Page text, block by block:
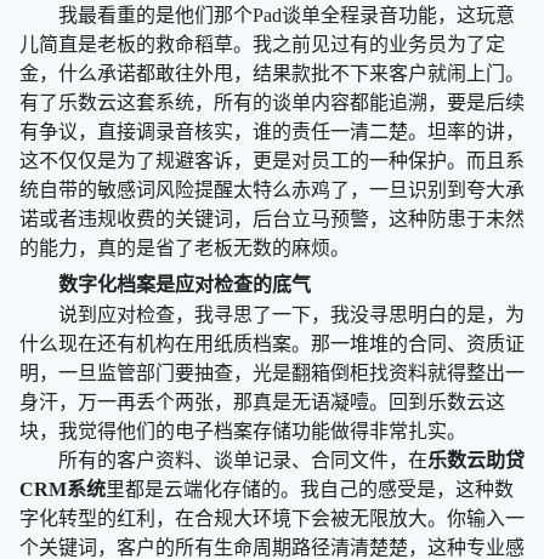
我最看重的是他们那个Pad谈单全程录音功能，这玩意
儿简直是老板的救命稻草。我之前见过有的业务员为了定
金，什么承诺都敢往外甩，结果款批不下来客户就闹上门。
有了乐数云这套系统，所有的谈单内容都能追溯，要是后续
有争议，直接调录音核实，谁的责任一清二楚。坦率的讲，
这不仅仅是为了规避客诉，更是对员工的一种保护。而且系
统自带的敏感词风险提醒太特么赤鸡了，一旦识别到夸大承
诺或者违规收费的关键词，后台立马预警，这种防患于未然
的能力，真的是省了老板无数的麻烦。
数字化档案是应对检查的底气
说到应对检查，我寻思了一下，我没寻思明白的是，为
什么现在还有机构在用纸质档案。那一堆堆的合同、资质证
明，一旦监管部门要抽查，光是翻箱倒柜找资料就得整出一
身汗，万一再丢个两张，那真是无语凝噎。回到乐数云这
块，我觉得他们的电子档案存储功能做得非常扎实。
所有的客户资料、谈单记录、合同文件，在乐数云助贷
CRM系统里都是云端化存储的。我自己的感受是，这种数
字化转型的红利，在合规大环境下会被无限放大。你输入一
个关键词，客户的所有生命周期路径清清楚楚，这种专业感